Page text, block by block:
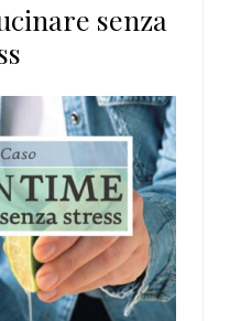
senza